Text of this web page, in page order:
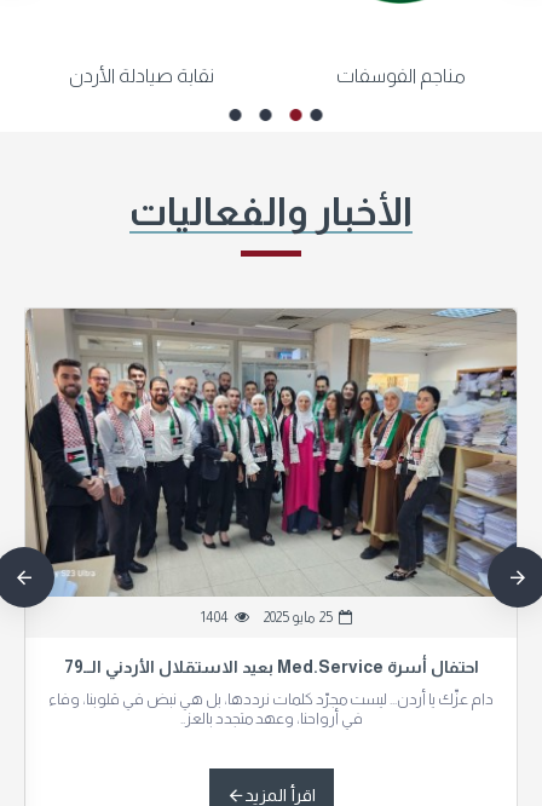
مناجم الفوسفات نقابة صيادلة الأردن
الأخبار والفعاليات
25 مايو 2025 1404
احتفال أسرة Med.Service بعيد الاستقلال الأردني الــ79
دام عزّك يا أردن... ليست مجرّد كلمات نرددها، بل هي نبض في قلوبنا، وفاء
في أرواحنا، وعهد متجدد بالعز..
اقرأ المزيد